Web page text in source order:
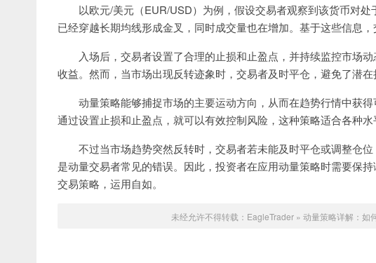
以欧元/美元（EUR/USD）为例，假设交易者观察到该货币对
已经穿越长期均线形成金叉，同时成交量也在增加。基于这些信息，
入场后，交易者设置了合理的止损和止盈点，并持续监控市场
收益。然而，当市场出现反转迹象时，交易者及时平仓，避免了潜在
动量策略能够捕捉市场的主要运动方向，从而在趋势行情中获
通过设置止损和止盈点，就可以有效控制风险，这种策略适合各种水
不过当市场趋势突然反转时，交易者若未能及时平仓或调整仓
是动量交易者常见的错误。因此，投资者在应用动量策略时需要保
交易策略，运用自如。
未经允许不得转载： EagleTrader » 动量策略详解：如